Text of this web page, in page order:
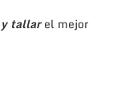
y tallarel mejor